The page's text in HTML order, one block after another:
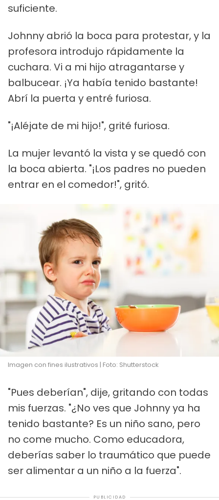
suficiente.
Johnny abrió la boca para protestar, y la
profesora introdujo rápidamente la
cuchara. Vi a mi hijo atragantarse y
balbucear. ¡Ya había tenido bastante!
Abrí la puerta y entré furiosa.
"¡Aléjate de mi hijo!", grité furiosa.
La mujer levantó la vista y se quedó con
la boca abierta. "¡Los padres no pueden
entrar en el comedor!", gritó.
Imagen con fines ilustrativos | Foto: Shutterstock
"Pues deberían", dije, gritando con todas
mis fuerzas. "¿No ves que Johnny ya ha
tenido bastante? Es un niño sano, pero
no come mucho. Como educadora,
deberías saber lo traumático que puede
ser alimentar a un niño a la fuerza".
PUBLICIDAD